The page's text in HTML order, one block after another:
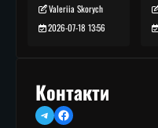
Valeriia Skorych
2026-07-18 13:56
Контакти
TelegramFacebook